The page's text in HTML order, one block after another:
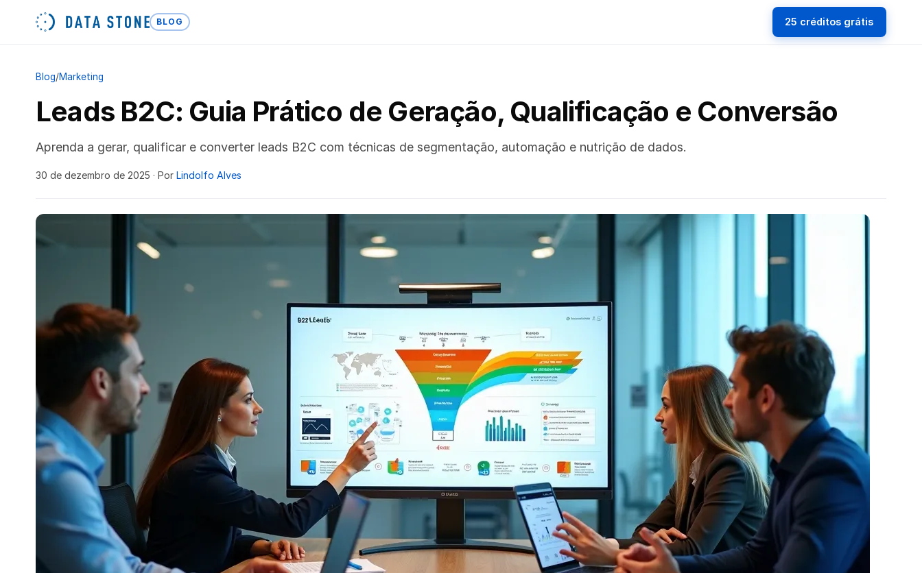
BLOG 25 créditos grátis
Blog/Marketing
Leads B2C: Guia Prático de Geração, Qualificação e Conversão
Aprenda a gerar, qualificar e converter leads B2C com técnicas de segmentação, automação e nutrição de dados.
30 de dezembro de 2025 · Por Lindolfo Alves